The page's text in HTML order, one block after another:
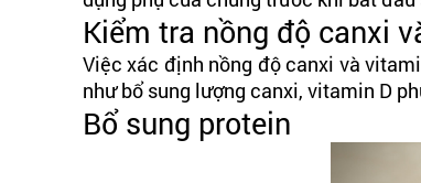
Kiểm tra nồng độ canxi
Việc xác định nồng độ canxi và
như bổ sung lượng canxi, vitamin D
Bổ sung protein